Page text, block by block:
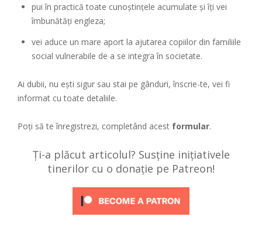
pui în practică toate cunoștințele acumulate și îți vei
îmbunătăți engleza;
vei aduce un mare aport la ajutarea copiilor din familiile
social vulnerabile de a se integra în societate.
Ai dubii, nu ești sigur sau stai pe gânduri, înscrie-te, vei fi
informat cu toate detaliile.
Poți să te înregistrezi, completând acest formular.
Ți-a plăcut articolul? Susține inițiativele
tinerilor cu o donație pe Patreon!